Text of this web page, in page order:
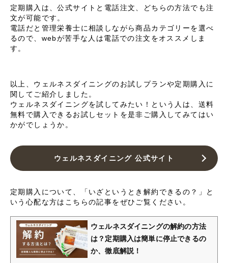
定期購入は、公式サイトと電話注文、どちらの方法でも注
文が可能です。
電話だと管理栄養士に相談しながら商品カテゴリーを選べ
るので、webが苦手な人は電話での注文をオススメしま
す。
以上、ウェルネスダイニングのお試しプランや定期購入に
関してご紹介しました。
ウェルネスダイニングを試してみたい！という人は、送料
無料で購入できるお試しセットを是非ご購入してみてはい
かがでしょうか。
ウェルネスダイニング 公式サイト
定期購入について、「いざというとき解約できるの？」と
いう心配な方はこちらの記事をぜひご覧ください。
ウェルネスダイニングの解約の方法
は？定期購入は簡単に停止できるの
か、徹底解説！